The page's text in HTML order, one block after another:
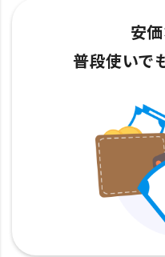
安
普段使いで